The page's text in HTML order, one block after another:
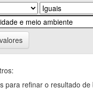
para refinar o resultado de